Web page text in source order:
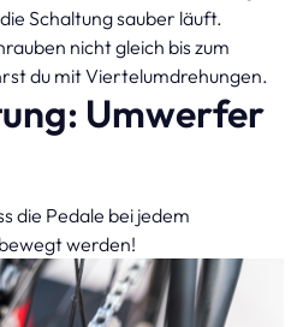
Schaltung sauber läuft.
nicht gleich bis zum
du mit Viertelumdrehungen.
Umwerfer
die Pedale bei jedem
werden!